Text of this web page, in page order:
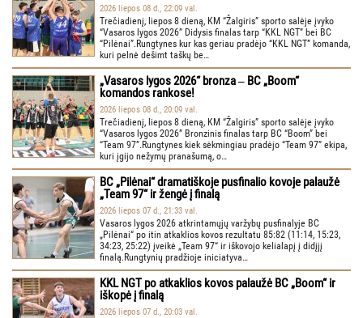
2026 liepos 08 d., 22:09 val.
Trečiadienį, liepos 8 dieną, KM “Žalgiris” sporto salėje įvyko
“Vasaros lygos 2026” Didysis finalas tarp “KKL NGT” bei BC
“Pilėnai”.Rungtynes kur kas geriau pradėjo “KKL NGT” komanda,
kuri pelnė dešimt taškų be…
„Vasaros lygos 2026“ bronza ‒ BC „Boom“
komandos rankose!
2026 liepos 08 d., 20:09 val.
Trečiadienį, liepos 8 dieną, KM “Žalgiris” sporto salėje įvyko
“Vasaros lygos 2026” Bronzinis finalas tarp BC “Boom” bei
“Team 97”.Rungtynes kiek sėkmingiau pradėjo “Team 97” ekipa,
kuri įgijo nežymų pranašumą, o…
BC „Pilėnai“ dramatiškoje pusfinalio kovoje palaužė
„Team 97“ ir žengė į finalą
2026 liepos 07 d., 21:33 val.
Vasaros lygos 2026 atkrintamųjų varžybų pusfinalyje BC
„Pilėnai“ po itin atkaklios kovos rezultatu 85:82 (11:14, 15:23,
34:23, 25:22) įveikė „Team 97“ ir iškovojo kelialapį į didįjį
finalą.Rungtynių pradžioje iniciatyva…
KKL NGT po atkaklios kovos palaužė BC „Boom“ ir
iškopė į finalą
2026 liepos 07 d., 20:03 val.